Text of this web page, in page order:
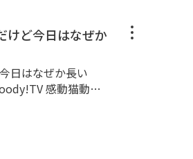
httpswww.instagra
182772309
、猫島等もよく
白ブチ、サバト
、ナデナデ、ゴロ
ぱいモフられにや
上に乗ってくる、
され猫動画がいっ
けど今日はなぜか
日はなぜか長い
】と称して昔の
ださい。 httpsgoo